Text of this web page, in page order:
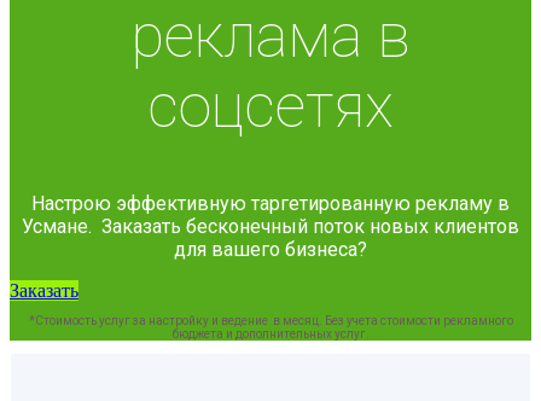
реклама в
соцсетях
Настрою эффективную таргетированную рекламу в
Усмане. Заказать бесконечный поток новых клиентов
для вашего бизнеса?
Заказать
*Стоимость услуг за настройку и ведение в месяц. Без учета стоимости рекламного
бюджета и дополнительных услуг.